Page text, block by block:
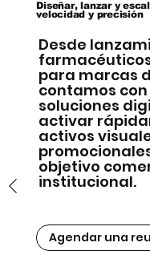
Diseñar, lanzar y
velocidad y precisión
Desde
para marcas
contamos
soluciones
activar
activos
objetivo
institucional.
Agendar una